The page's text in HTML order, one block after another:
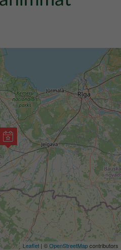
Leaflet | ©OpenStreetMapcontributors